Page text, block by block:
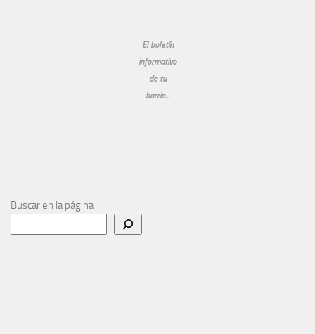
El boletín
informativo
de tu
barrio...
Buscar en la página